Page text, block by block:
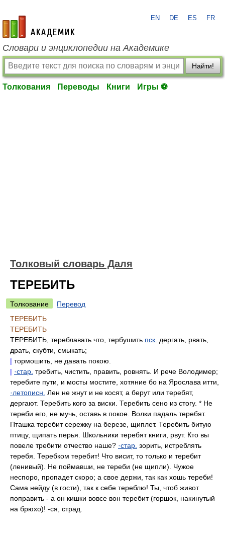
academic.ru
EN DE ES FR
Словари и энциклопедии на Академике
Найти!
Толкования Переводы Книги Игры ⚽
Толковый словарь Даля
ТЕРЕБИТЬ
Толкование
Перевод
ТЕРЕБИТЬ
ТЕРЕБИТЬ
ТЕРЕБИТЬ, тереблавать что, тербушить пск. дергать, рвать,
драть, скубти, смыкать;
| тормошить, не давать покою.
| ·стар. требить, чистить, править, ровнять. И рече Володимер;
теребите пути, и мосты мостите, хотяние бо на Ярослава итти,
·летописн. Лен не жнут и не косят, а берут или теребят,
дергают. Теребить кого за виски. Теребить сено из стогу. * Не
тереби его, не мучь, оставь в покое. Волки падаль теребят.
Пташка теребит сережку на березе, щиплет. Теребить битую
птицу, щипать перья. Школьники теребят книги, рвут. Кто вы
повеле требити отчество наше? ·стар. зорить, истреблять
теребя. Теребком теребит! Что висит, то только и теребит
(ленивый). Не поймавши, не тереби (не щипли). Чужое
неспоро, пропадет скоро; а свое держи, так как хошь тереби!
Сама нейду (в гости), так к себе тереблю! Ты, чтоб живот
поправить - а он кишки вовсе вон теребит (горшок, накинутый
на брюхо)! -ся, страд.